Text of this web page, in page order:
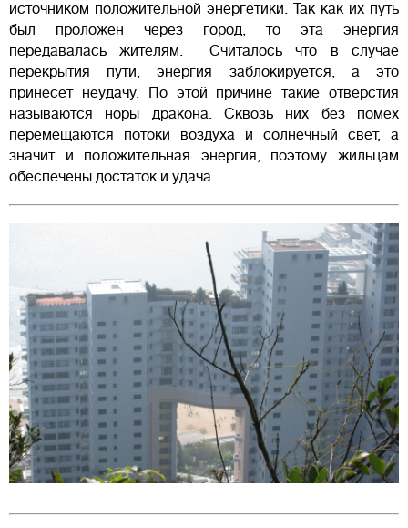
источником положительной энергетики. Так как их путь
был проложен через город, то эта энергия
передавалась жителям. Считалось что в случае
перекрытия пути, энергия заблокируется, а это
принесет неудачу. По этой причине такие отверстия
называются норы дракона. Сквозь них без помех
перемещаются потоки воздуха и солнечный свет, а
значит и положительная энергия, поэтому жильцам
обеспечены достаток и удача.